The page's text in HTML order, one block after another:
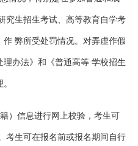
究生招生考试、高等教育自学考
弊所受处罚情况。对弄虚作假
办法》和《普通高等 学校招生
）信息进行网上校验，考生可
考生可在报名前或报名期间自行